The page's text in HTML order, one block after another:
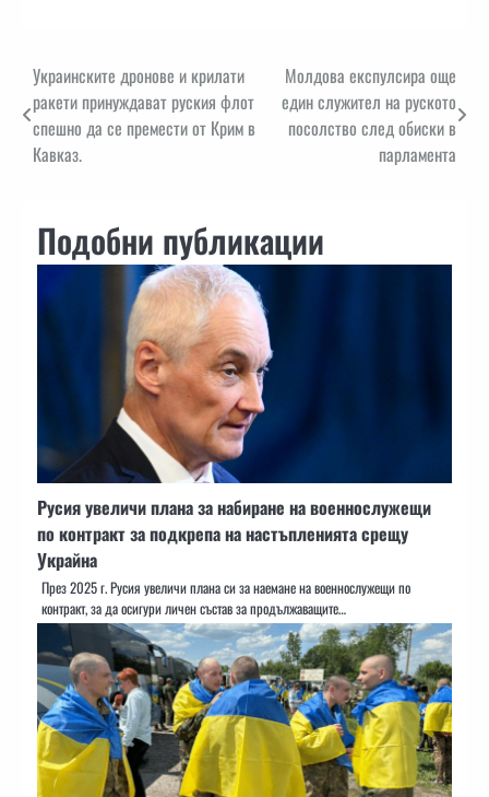
Навигация
Украинските дронове и крилати
ракети принуждават руския флот
спешно да се премести от Крим в
Кавказ.
Молдова експулсира още
един служител на руското
посолство след обиски в
парламента
Подобни публикации
Русия увеличи плана за набиране на военнослужещи
по контракт за подкрепа на настъпленията срещу
Украйна
През 2025 г. Русия увеличи плана си за наемане на военнослужещи по
контракт, за да осигури личен състав за продължаващите…